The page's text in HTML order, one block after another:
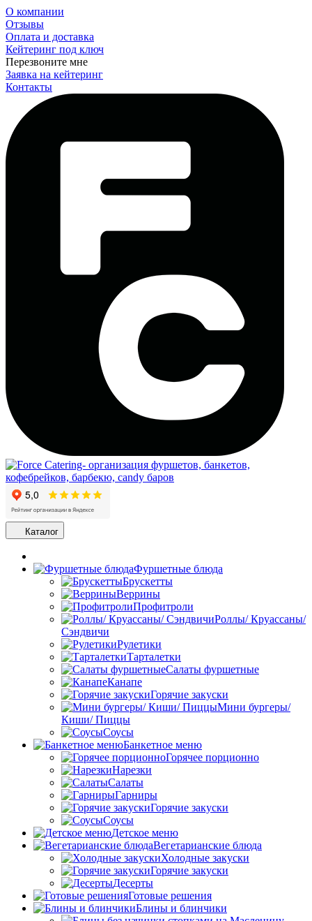
О компании
Отзывы
Оплата и доставка
Кейтеринг под ключ
Перезвоните мне
Заявка на кейтеринг
Контакты
Каталог
Фуршетные блюда
Брускетты
Веррины
Профитроли
Роллы/ Круассаны/
Сэндвичи
Рулетики
Тарталетки
Салаты фуршетные
Канапе
Горячие закуски
Мини бургеры/
Киши/ Пиццы
Соусы
Банкетное меню
Горячее порционно
Нарезки
Салаты
Гарниры
Горячие закуски
Соусы
Детское меню
Вегетарианские блюда
Холодные закуски
Горячие закуски
Десерты
Готовые решения
Блины и блинчики